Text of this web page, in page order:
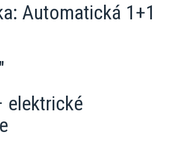
Automatická 1+1
elektrické